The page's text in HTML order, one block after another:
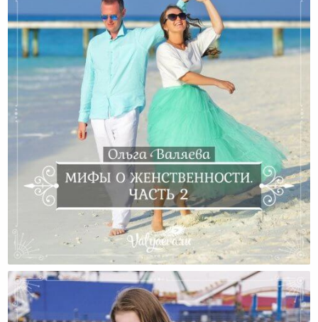
Мифы О Женственности. Часть 2.